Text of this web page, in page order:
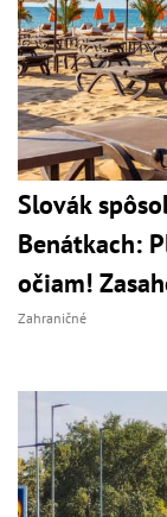
Slovák
Benátkach:
očiam!
Zahraničné